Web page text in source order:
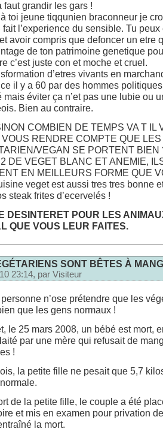
faut grandir les gars !
toi jeune tiqqunien braconneur je
fait l’experience du sensible. Tu
avoir compris que defoncer un etre
de ton patrimoine genetique
c’est juste con et moche et cruel.
d’etres vivants en
il y a 60 par des hommes
mais éviter ça n’et pas une lubie ou
Bien au contraire.
COMBIEN DE TEMPS VA T IL
VOUS RENDRE COMPTE QUE LES
VEGAN SE PORTENT BIEN
DE VEGET BLANC ET ANEMIE,
EN MEILLEURS FORME QUE
veget est aussi tres tres bonne
steak frites d’ecervelés !
DESINTERET POUR LES
QUE VOUS LEUR FAITES.
SONT BÊTES À
23:14, par Visiteur
n’ose prétendre que les
que les gens normaux !
le 25 mars 2008, un bébé est mort,
par une mère qui refusait de
!
la petite fille ne pesait que 5,7
de la petite fille, le couple a été
et mis en examen pour privation
la mort.